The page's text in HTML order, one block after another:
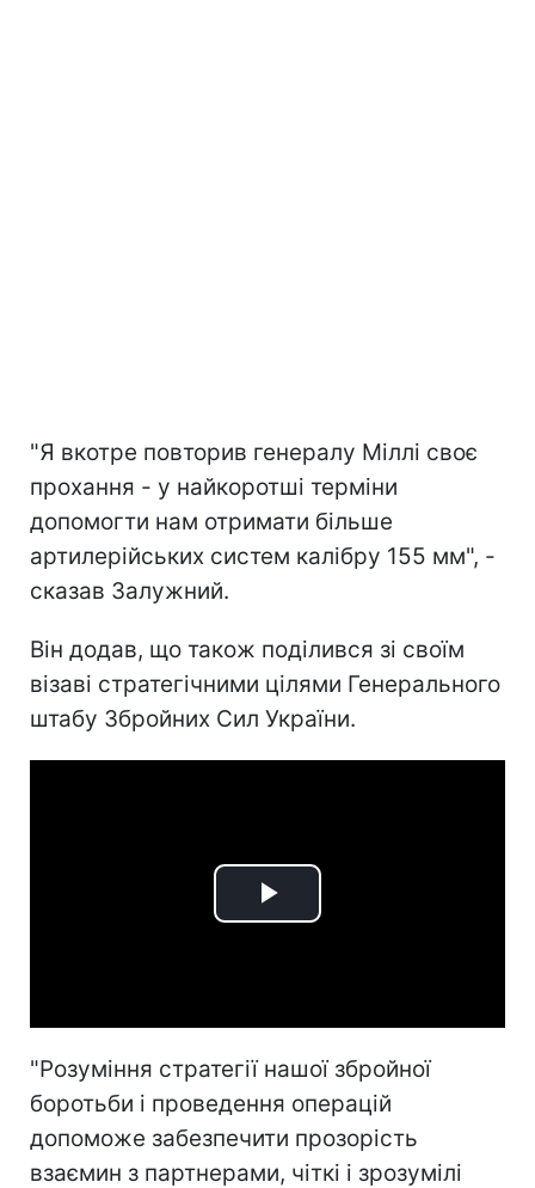
"Я вкотре повторив генералу Міллі своє
прохання - у найкоротші терміни
допомогти нам отримати більше
артилерійських систем калібру 155 мм", -
сказав Залужний.
Він додав, що також поділився зі своїм
візаві стратегічними цілями Генерального
штабу Збройних Сил України.
Play
"Розуміння стратегії нашої збройної
боротьби і проведення операцій
допоможе забезпечити прозорість
взаємин з партнерами, чіткі і зрозумілі